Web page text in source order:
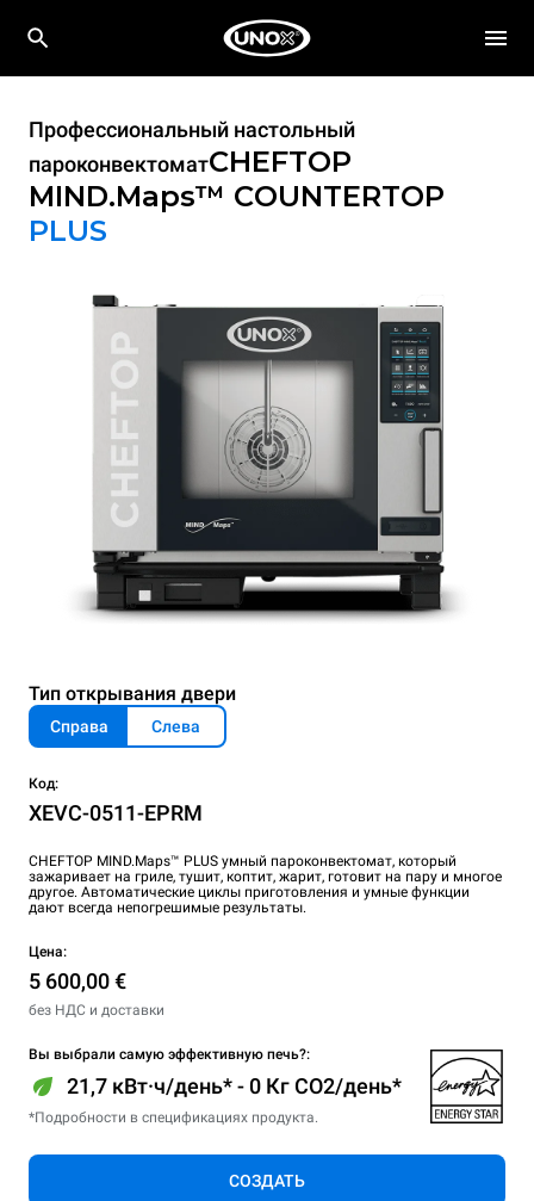
Профессиональный настольный
пароконвектоматCHEFTOP
MIND.Maps™ COUNTERTOP
PLUS
Тип открывания двери
Справа Слева
Код:
XEVC-0511-EPRM
CHEFTOP MIND.Maps™ PLUS умный пароконвектомат, который
зажаривает на гриле, тушит, коптит, жарит, готовит на пару и многое
другое. Автоматические циклы приготовления и умные функции
дают всегда непогрешимые результаты.
Цена:
5 600,00 €
без НДС и доставки
Вы выбрали самую эффективную печь?:
21,7 кВт·ч/день* - 0 Кг CO2/день*
*Подробности в спецификациях продукта.
СОЗДАТЬ